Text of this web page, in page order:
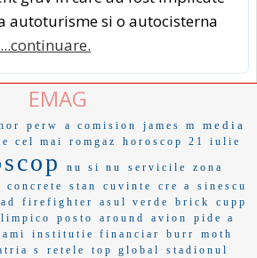
autoturisme si o autocisterna
...continuare.
EMAG
perw a comision james m media
cel mai romgaz horoscop 21 iulie
nu si nu servicile
zona
concrete stan cuvinte cre a
sinescu
firefighter asul verde brick
cupp
posto around avion
pide a
institutie financiar burr
moth
s retele top global
stadionul